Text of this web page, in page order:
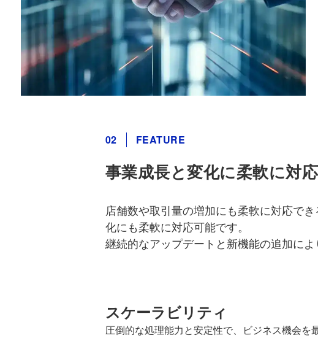
02 FEATURE
事業成長と変化に柔軟に対
店舗数や取引量の増加にも柔軟に対応で
化にも柔軟に対応可能です。
継続的なアップデートと新機能の追加に
スケーラビリティ
圧倒的な処理能力と安定性で、ビジネス機会を